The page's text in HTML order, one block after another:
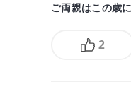
ご両親はこの歳
2